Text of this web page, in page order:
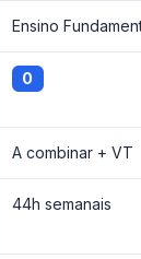
Ensino
0
A combinar + VT
44h semanais